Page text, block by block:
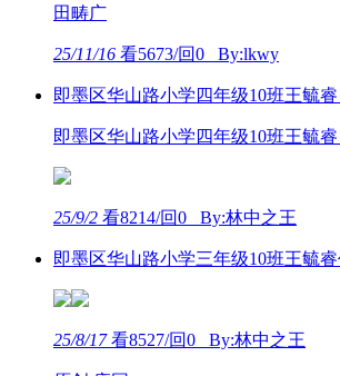
田畴广
25/11/16 看5673/回0 By:lkwy
即墨区华山路小学四年级10班王毓
即墨区华山路小学四年级10班王毓
25/9/2 看8214/回0 By:林中之王
即墨区华山路小学三年级10班王毓
25/8/17看8527/回0 By:林中之王